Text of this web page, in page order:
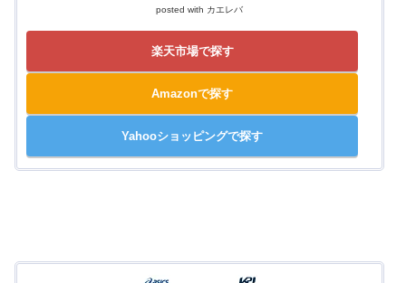
posted with カエレバ
楽天市場で探す
Amazonで探す
Yahooショッピングで探す